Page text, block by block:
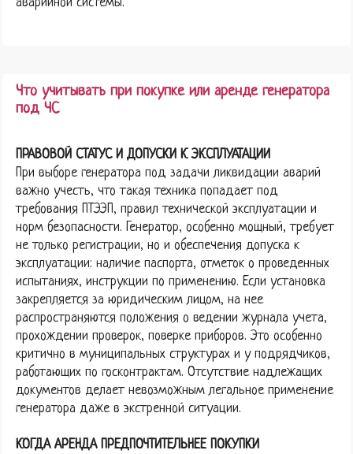
Что учитывать при покупке или аренде генератора
под ЧС
ПРАВОВОЙ СТАТУС И ДОПУСКИ К ЭКСПЛУАТАЦИИ
При выборе генератора под задачи ликвидации аварий
важно учесть, что такая техника попадает под
требования ПТЭЭП, правил технической эксплуатации и
норм безопасности. Генератор, особенно мощный, требует
не только регистрации, но и обеспечения допуска к
эксплуатации: наличие паспорта, отметок о проведенных
испытаниях, инструкции по применению. Если установка
закрепляется за юридическим лицом, на нее
распространяются положения о ведении журнала учета,
прохождении проверок, поверке приборов. Это особенно
критично в муниципальных структурах и у подрядчиков,
работающих по госконтрактам. Отсутствие надлежащих
документов делает невозможным легальное применение
генератора даже в экстренной ситуации.
КОГДА АРЕНДА ПРЕДПОЧТИТЕЛЬНЕЕ ПОКУПКИ